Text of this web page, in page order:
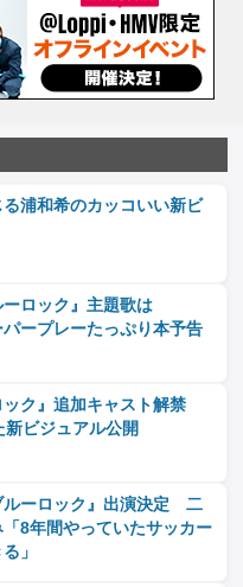
る浦和希のカッコいい新ビ
ロック』主題歌は
ープレーたっぷり本予告
ック』追加キャスト解禁
ビジュアル公開
ルーロック』出演決定 二
8年間やっていたサッカー
」